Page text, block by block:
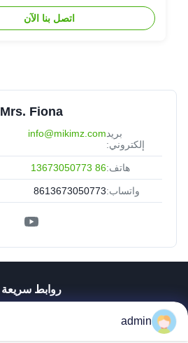
اتصل بنا الآن
Mrs. Fiona
بريد
إلكتروني:
info@mikimz.com
هاتف:86 13673050773
واتساب:8613673050773
روابط سريعة
admin